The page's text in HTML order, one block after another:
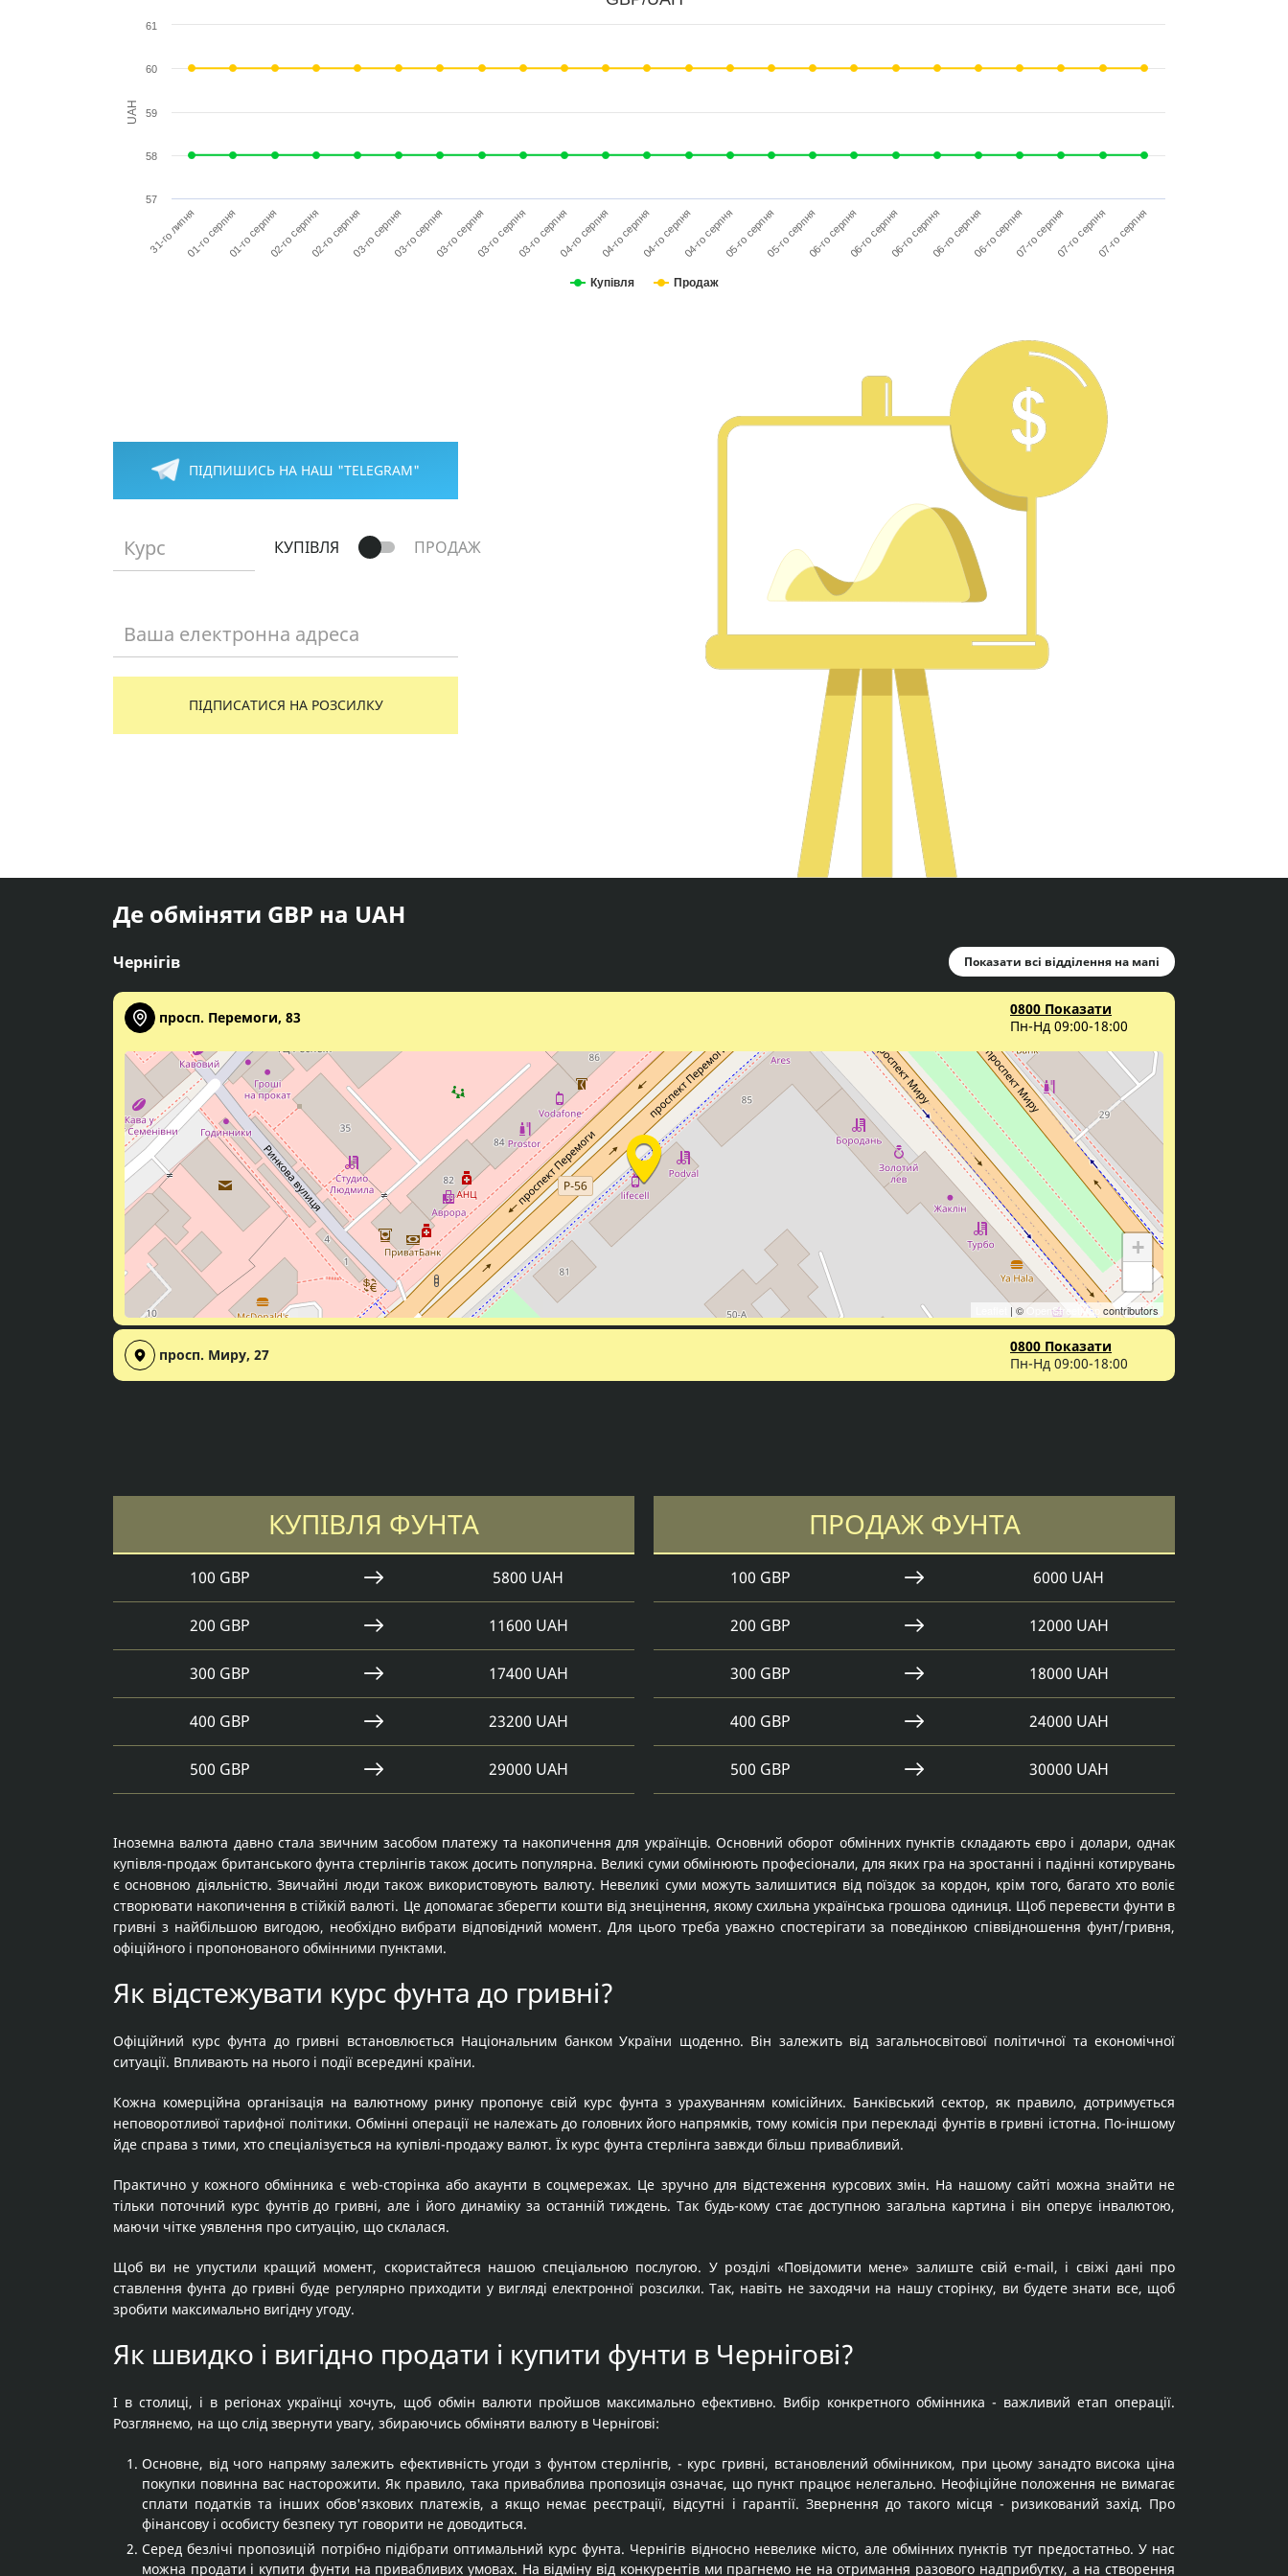
UAH
Купівля Продаж
31-го липня01-го серпня01-го серпня02-го серпня02-го серпня03-го серпня03-го серпня03-го серпня03-го серпня03-го серпня04-го серпня04-го серпня04-го серпня04-го серпня05-го серпня05-го серпня06-го серпня06-го серпня06-го серпня06-го серпня06-го серпня07-го серпня07-го серпня07-го серпня
58
59
60
57
61
ПІДПИШИСЬ НА НАШ "TELEGRAM"
Курс КУПІВЛЯ ПРОДАЖ
Ваша електронна адреса
ПІДПИСАТИСЯ НА РОЗСИЛКУ
Де обміняти GBP на UAH
Чернігів Показати всі відділення на мапі
просп. Перемоги, 83
0800 Показати
Пн-Нд 09:00-18:00
+
| © OpenStreetMap contributors
просп. Миру, 27
0800 Показати
Пн-Нд 09:00-18:00
КУПІВЛЯ ФУНТА
100 GBP 5800 UAH
200 GBP 11600 UAH
300 GBP 17400 UAH
400 GBP 23200 UAH
500 GBP 29000 UAH
ПРОДАЖ ФУНТА
100 GBP 6000 UAH
200 GBP 12000 UAH
300 GBP 18000 UAH
400 GBP 24000 UAH
500 GBP 30000 UAH
Іноземна валюта давно стала звичним засобом платежу та накопичення для українців. Основний оборот обмінних пунктів складають євро і долари, однак
купівля-продаж британського фунта стерлінгів також досить популярна. Великі суми обмінюють професіонали, для яких гра на зростанні і падінні котирувань
є основною діяльністю. Звичайні люди також використовують валюту. Невеликі суми можуть залишитися від поїздок за кордон, крім того, багато хто воліє
створювати накопичення в стійкій валюті. Це допомагає зберегти кошти від знецінення, якому схильна українська грошова одиниця. Щоб перевести фунти в
гривні з найбільшою вигодою, необхідно вибрати відповідний момент. Для цього треба уважно спостерігати за поведінкою співвідношення фунт/гривня,
офіційного і пропонованого обмінними пунктами.
Як відстежувати курс фунта до гривні?
Офіційний курс фунта до гривні встановлюється Національним банком України щоденно. Він залежить від загальносвітової політичної та економічної
ситуації. Впливають на нього і події всередині країни.
Кожна комерційна організація на валютному ринку пропонує свій курс фунта з урахуванням комісійних. Банківський сектор, як правило, дотримується
неповоротливої тарифної політики. Обмінні операції не належать до головних його напрямків, тому комісія при перекладі фунтів в гривні істотна. По-іншому
йде справа з тими, хто спеціалізується на купівлі-продажу валют. Їх курс фунта стерлінга завжди більш привабливий.
Практично у кожного обмінника є web-сторінка або акаунти в соцмережах. Це зручно для відстеження курсових змін. На нашому сайті можна знайти не
тільки поточний курс фунтів до гривні, але і його динаміку за останній тиждень. Так будь-кому стає доступною загальна картина і він оперує інвалютою,
маючи чітке уявлення про ситуацію, що склалася.
Щоб ви не упустили кращий момент, скористайтеся нашою спеціальною послугою. У розділі «Повідомити мене» залиште свій e-mail, і свіжі дані про
ставлення фунта до гривні буде регулярно приходити у вигляді електронної розсилки. Так, навіть не заходячи на нашу сторінку, ви будете знати все, щоб
зробити максимально вигідну угоду.
Як швидко і вигідно продати і купити фунти в Чернігові?
І в столиці, і в регіонах українці хочуть, щоб обмін валюти пройшов максимально ефективно. Вибір конкретного обмінника - важливий етап операції.
Розглянемо, на що слід звернути увагу, збираючись обміняти валюту в Чернігові:
Основне, від чого напряму залежить ефективність угоди з фунтом стерлінгів, - курс гривні, встановлений обмінником, при цьому занадто висока ціна
покупки повинна вас насторожити. Як правило, така приваблива пропозиція означає, що пункт працює нелегально. Неофіційне положення не вимагає
сплати податків та інших обов'язкових платежів, а якщо немає реєстрації, відсутні і гарантії. Звернення до такого місця - ризикований захід. Про
фінансову і особисту безпеку тут говорити не доводиться.
Серед безлічі пропозицій потрібно підібрати оптимальний курс фунта. Чернігів відносно невелике місто, але обмінних пунктів тут предостатньо. У нас
можна продати і купити фунти на привабливих умовах. На відміну від конкурентів ми прагнемо не на отримання разового надприбутку, а на створення